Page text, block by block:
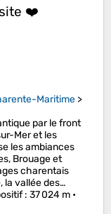
site ❤️
Maritime >
par le front
Mer et les
les ambiances
Brouage et
charentais
la vallée des…
: 37 024 m •